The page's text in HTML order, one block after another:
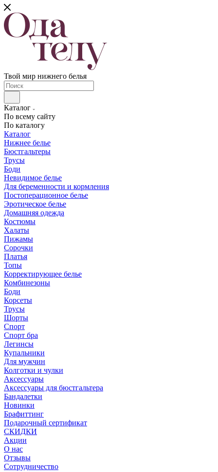
Твой мир нижнего белья
Каталог
По всему сайту
По каталогу
Каталог
Нижнее белье
Бюстгальтеры
Трусы
Боди
Невидимое белье
Для беременности и кормления
Постоперационное белье
Эротическое белье
Домашняя одежда
Костюмы
Халаты
Пижамы
Сорочки
Платья
Топы
Корректирующее белье
Комбинезоны
Боди
Корсеты
Трусы
Шорты
Спорт
Спорт бра
Легинсы
Купальники
Для мужчин
Колготки и чулки
Аксессуары
Аксессуары для бюстгальтера
Бандалетки
Новинки
Брафиттинг
Подарочный сертификат
СКИДКИ
Акции
О нас
Отзывы
Сотрудничество